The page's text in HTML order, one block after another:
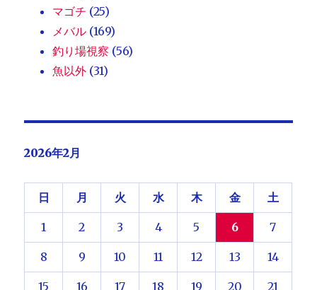
マゴチ (25)
メバル (169)
釣り場視察 (56)
魚以外 (31)
2026年2月
日 月 火 水 木 金 土
1 2 3 4 5 6 7
8 9 10 11 12 13 14
15 16 17 18 19 20 21